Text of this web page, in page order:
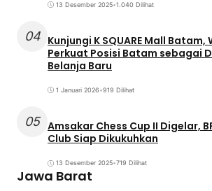
13 Desember 2025•1.040 Dilihat
04 Kunjungi K SQUARE Mall Batam,
Perkuat Posisi Batam sebagai
Belanja Baru
1 Januari 2026•919 Dilihat
05 Amsakar Chess Cup II Digelar,
Club Siap Dikukuhkan
13 Desember 2025•719 Dilihat
Jawa Barat